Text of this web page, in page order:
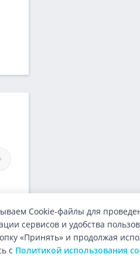
Cookie-файлы для
сервисов и удобства
«Принять» и продолжая
с Политикой использования